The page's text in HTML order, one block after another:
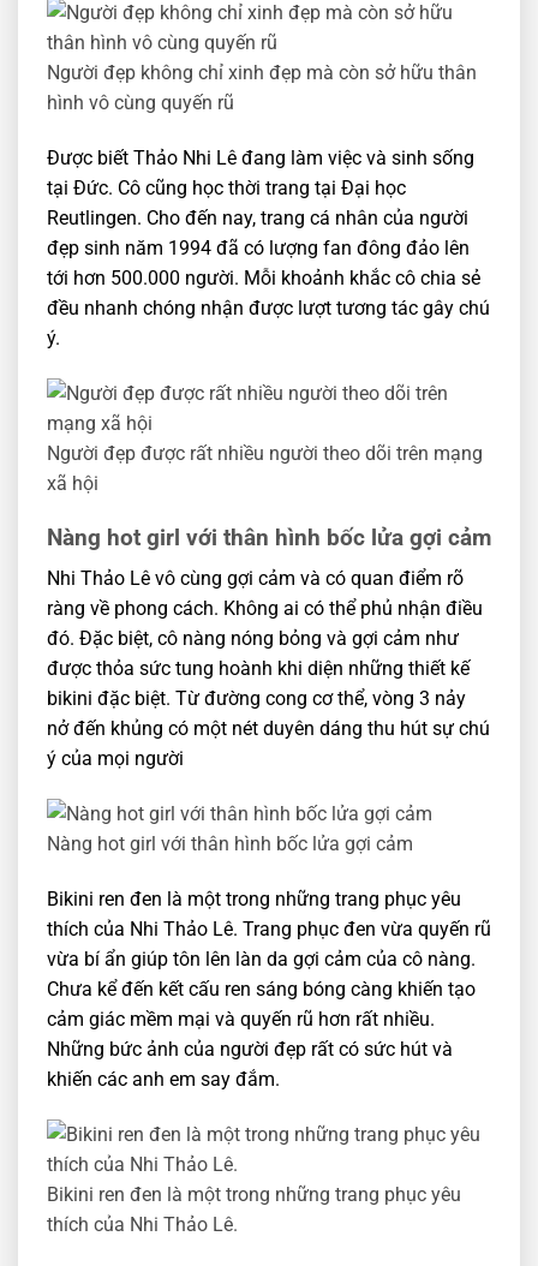
Người đẹp không chỉ xinh đẹp mà còn sở hữu thân
hình vô cùng quyến rũ
Được biết Thảo Nhi Lê đang làm việc và sinh sống
tại Đức. Cô cũng học thời trang tại Đại học
Reutlingen. Cho đến nay, trang cá nhân của người
đẹp sinh năm 1994 đã có lượng fan đông đảo lên
tới hơn 500.000 người. Mỗi khoảnh khắc cô chia sẻ
đều nhanh chóng nhận được lượt tương tác gây chú
ý.
Người đẹp được rất nhiều người theo dõi trên mạng
xã hội
Nàng hot girl với thân hình bốc lửa gợi cảm
Nhi Thảo Lê vô cùng gợi cảm và có quan điểm rõ
ràng về phong cách. Không ai có thể phủ nhận điều
đó. Đặc biệt, cô nàng nóng bỏng và gợi cảm như
được thỏa sức tung hoành khi diện những thiết kế
bikini đặc biệt. Từ đường cong cơ thể, vòng 3 nảy
nở đến khủng có một nét duyên dáng thu hút sự chú
ý của mọi người
Nàng hot girl với thân hình bốc lửa gợi cảm
Bikini ren đen là một trong những trang phục yêu
thích của Nhi Thảo Lê. Trang phục đen vừa quyến rũ
vừa bí ẩn giúp tôn lên làn da gợi cảm của cô nàng.
Chưa kể đến kết cấu ren sáng bóng càng khiến tạo
cảm giác mềm mại và quyến rũ hơn rất nhiều.
Những bức ảnh của người đẹp rất có sức hút và
khiến các anh em say đắm.
Bikini ren đen là một trong những trang phục yêu
thích của Nhi Thảo Lê.